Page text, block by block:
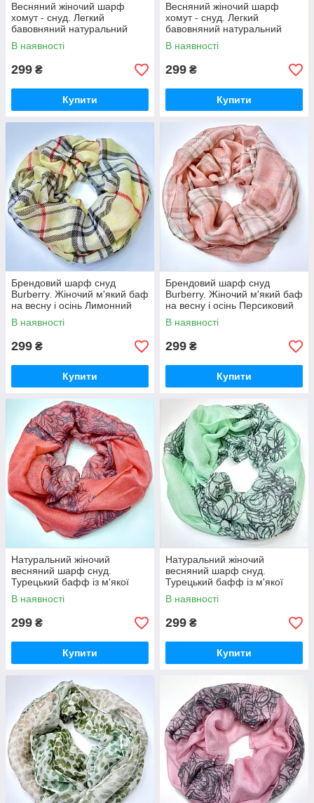
Весняний жіночий шарф
хомут - снуд. Легкий
бавовняний натуральний
шарф снуд Рожевий
В наявності
299 ₴
Купити
Весняний жіночий шарф
хомут - снуд. Легкий
бавовняний натуральний
шарф снуд Персиковий
В наявності
299 ₴
Купити
Брендовий шарф снуд
Burberry. Жіночий м'який баф
на весну і осінь Лимонний
В наявності
299 ₴
Купити
Брендовий шарф снуд
Burberry. Жіночий м'який баф
на весну і осінь Персиковий
В наявності
299 ₴
Купити
Натуральний жіночий
весняний шарф снуд.
Турецький бафф із м'якої
віскози Кораловий
В наявності
299 ₴
Купити
Натуральний жіночий
весняний шарф снуд.
Турецький бафф із м'якої
віскози М'ятний
В наявності
299 ₴
Купити